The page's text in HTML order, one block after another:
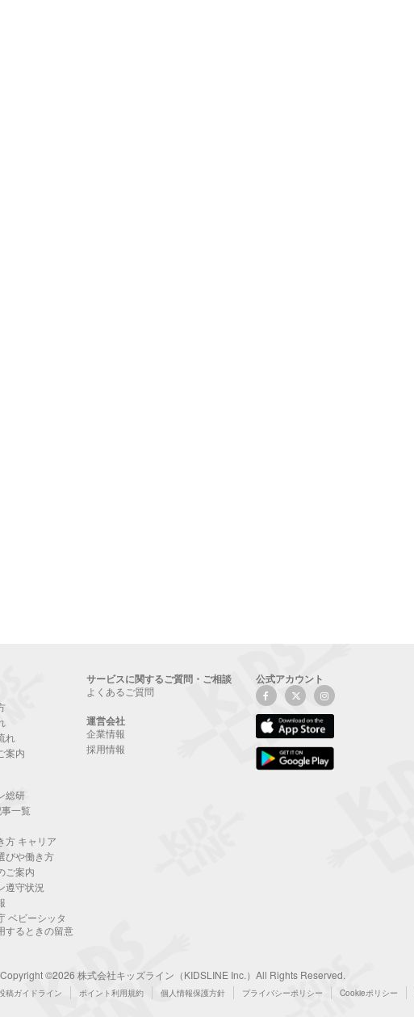
れ
案内
総研
一覧
方 キャリア
びや働き方
ご案内
遵守状況
ベビーシッタ
するときの留意
サービスに関するご質問・ご相談
よくあるご質問
運営会社
企業情報
採用情報
公式アカウント
Copyright ©2026 株式会社キッズライン（KIDSLINE Inc.）All Rights Reserved.
稿ガイドライン ポイント利用規約 個人情報保護方針 プライバシーポリシー Cookieポリシー